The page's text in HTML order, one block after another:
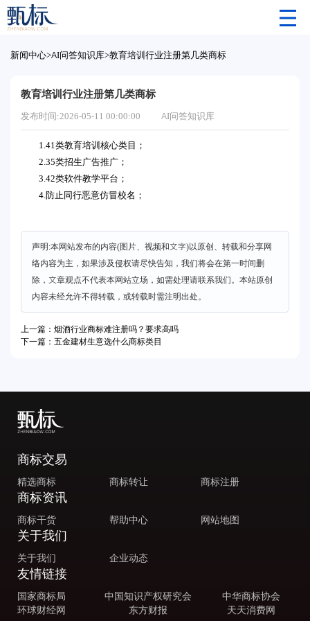
新闻中心>AI问答知识库>教育培训行业注册第几类商标
教育培训行业注册第几类商标
发布时间:2026-05-11 00:00:00 AI问答知识库
1.41类教育培训核心类目；
2.35类招生广告推广；
3.42类软件教学平台；
4.防止同行恶意仿冒校名；
声明:本网站发布的内容(图片、视频和文字)以原创、转载和分享网
络内容为主，如果涉及侵权请尽快告知，我们将会在第一时间删
除，文章观点不代表本网站立场，如需处理请联系我们。本站原创
内容未经允许不得转载，或转载时需注明出处。
上一篇：烟酒行业商标难注册吗？要求高吗
下一篇：五金建材生意选什么商标类目
商标交易
精选商标 商标转让 商标注册
商标资讯
商标干货 帮助中心 网站地图
关于我们
关于我们 企业动态
友情链接
国家商标局 中国知识产权研究会
中华商标协会
环球财经网
东方财报 天天消费网